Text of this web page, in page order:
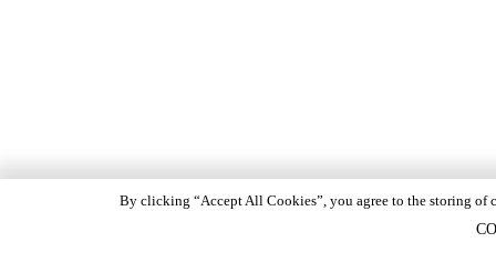
By clicking “Accept All Cookies”, you agree to the storing of